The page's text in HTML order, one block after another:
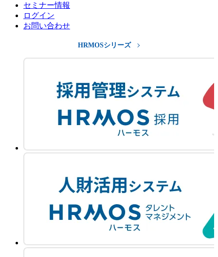
セミナー情報
ログイン
お問い合わせ
HRMOSシリーズ